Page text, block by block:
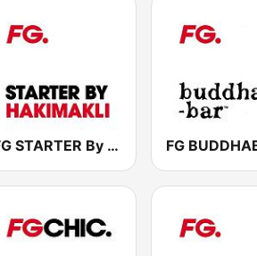
FG STARTER By HAKIMAKLI FG